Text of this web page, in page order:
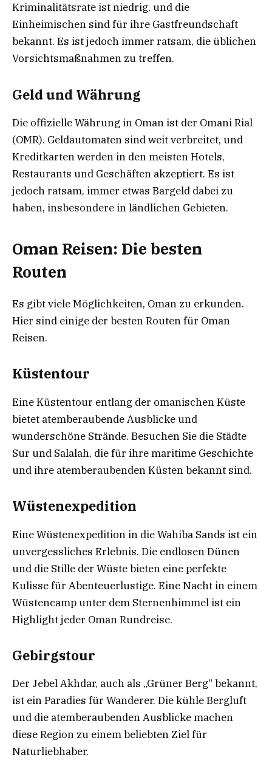
Kriminalitätsrate ist niedrig, und die
Einheimischen sind für ihre Gastfreundschaft
bekannt. Es ist jedoch immer ratsam, die üblichen
Vorsichtsmaßnahmen zu treffen.
Geld und Währung
Die offizielle Währung in Oman ist der Omani Rial
(OMR). Geldautomaten sind weit verbreitet, und
Kreditkarten werden in den meisten Hotels,
Restaurants und Geschäften akzeptiert. Es ist
jedoch ratsam, immer etwas Bargeld dabei zu
haben, insbesondere in ländlichen Gebieten.
Oman Reisen: Die besten
Routen
Es gibt viele Möglichkeiten, Oman zu erkunden.
Hier sind einige der besten Routen für Oman
Reisen.
Küstentour
Eine Küstentour entlang der omanischen Küste
bietet atemberaubende Ausblicke und
wunderschöne Strände. Besuchen Sie die Städte
Sur und Salalah, die für ihre maritime Geschichte
und ihre atemberaubenden Küsten bekannt sind.
Wüstenexpedition
Eine Wüstenexpedition in die Wahiba Sands ist ein
unvergessliches Erlebnis. Die endlosen Dünen
und die Stille der Wüste bieten eine perfekte
Kulisse für Abenteuerlustige. Eine Nacht in einem
Wüstencamp unter dem Sternenhimmel ist ein
Highlight jeder Oman Rundreise.
Gebirgstour
Der Jebel Akhdar, auch als „Grüner Berg“ bekannt,
ist ein Paradies für Wanderer. Die kühle Bergluft
und die atemberaubenden Ausblicke machen
diese Region zu einem beliebten Ziel für
Naturliebhaber.